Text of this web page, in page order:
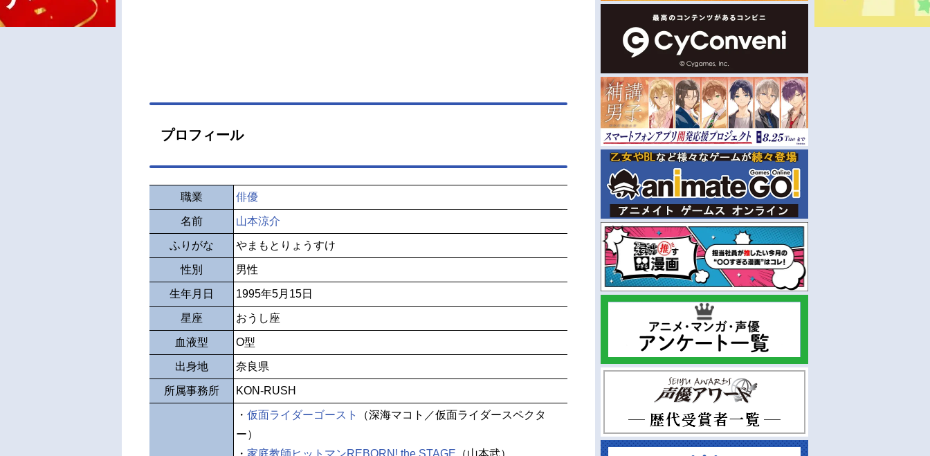
プロフィール
職業 俳優
名前 山本涼介
ふりがな やまもとりょうすけ
性別 男性
生年月日 1995年5月15日
星座 おうし座
血液型 O型
出身地 奈良県
所属事務所 KON-RUSH
・ 仮面ライダーゴースト
（深海マコト／仮面ライダースペクタ
ー）
・ 家庭教師ヒットマンREBORN! the STAGE （山本武）